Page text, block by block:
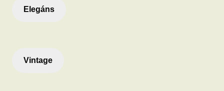
Elegáns
Vintage